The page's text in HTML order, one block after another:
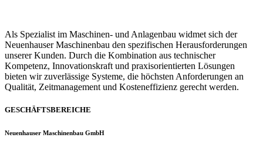
Als Spezialist im Maschinen- und Anlagenbau widmet sich der
Neuenhauser Maschinenbau den spezifischen Herausforderungen
unserer Kunden. Durch die Kombination aus technischer
Kompetenz, Innovationskraft und praxisorientierten Lösungen
bieten wir zuverlässige Systeme, die höchsten Anforderungen an
Qualität, Zeitmanagement und Kosteneffizienz gerecht werden.
GESCHÄFTSBEREICHE
Neuenhauser Maschinenbau GmbH